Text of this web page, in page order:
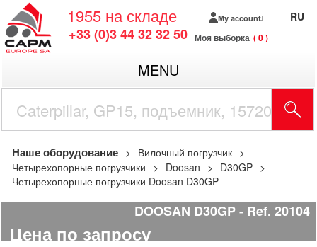
1955 на складе
+33 (0)3 44 32 32 50
My account
Моя выборка 0
RU
MENU
Наше оборудование
Вилочный погрузчик
Четырехопорные погрузчики
Doosan
D30GP
Четырехопорные погрузчики Doosan D30GP
DOOSAN D30GP Ref. 20104
Цена по запросу